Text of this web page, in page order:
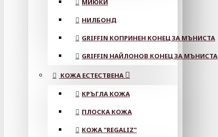
МИЮКИ
НИЛБОНД
GRIFFIN КОПРИНЕН КОНЕЦ ЗА МЪНИСТА
GRIFFIN НАЙЛОНОВ КОНЕЦ ЗА МЪНИСТА
КОЖА ЕСТЕСТВЕНА
КРЪГЛА КОЖА
ПЛОСКА КОЖА
КОЖА "REGALIZ"